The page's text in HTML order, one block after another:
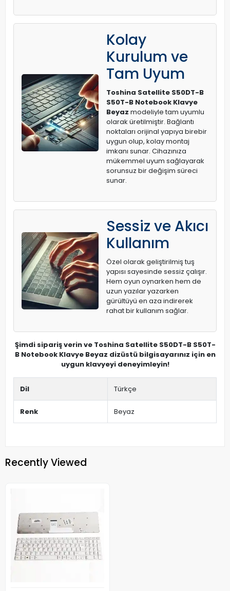
Kolay
Kurulum ve
Tam Uyum
Toshina Satellite S50DT-B
S50T-B Notebook Klavye
Beyaz modeliyle tam uyumlu
olarak üretilmiştir. Bağlantı
noktaları orijinal yapıya birebir
uygun olup, kolay montaj
imkanı sunar. Cihazınıza
mükemmel uyum sağlayarak
sorunsuz bir değişim süreci
sunar.
Sessiz ve Akıcı
Kullanım
Özel olarak geliştirilmiş tuş
yapısı sayesinde sessiz çalışır.
Hem oyun oynarken hem de
uzun yazılar yazarken
gürültüyü en aza indirerek
rahat bir kullanım sağlar.
Şimdi sipariş verin ve Toshina Satellite S50DT-B S50T-
B Notebook Klavye Beyaz dizüstü bilgisayarınız için en
uygun klavyeyi deneyimleyin!
Dil Türkçe
Renk Beyaz
Recently Viewed